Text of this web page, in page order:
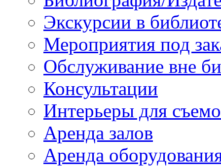
Экскурсии в
Мероприятия под
Обслуживание вне
Консультации
Интерьеры для
Аренда залов
Аренда